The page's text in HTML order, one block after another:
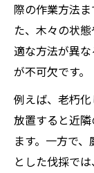
際の作業方法
た、木々の状
適な方法が異
が不可欠です。
例えば、老朽
放置すると近
ます。一方で
とした伐採で